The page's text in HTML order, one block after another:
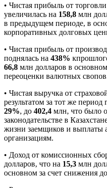
• Чистая прибыль от
увеличилась на 158,8 млн
в предыдущем периоде, в
корпоративных долговых
• Чистая прибыль от
поднялась на 438%
66,8 млн долларов в
переоценки валютных
• Чистая выручка от
результатом за тот же период
29%, до 402,4 млн, что было
законодательстве в
жизни заемщиков и выплаты
организациям.
• Доход от комиссионных
долларов, что на 15,3 млн
основном за счет снижения